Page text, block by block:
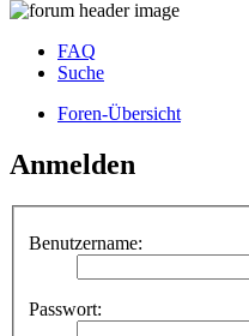
FAQ
Suche
Foren-Übersicht
Anmelden
Benutzername:
Passwort: